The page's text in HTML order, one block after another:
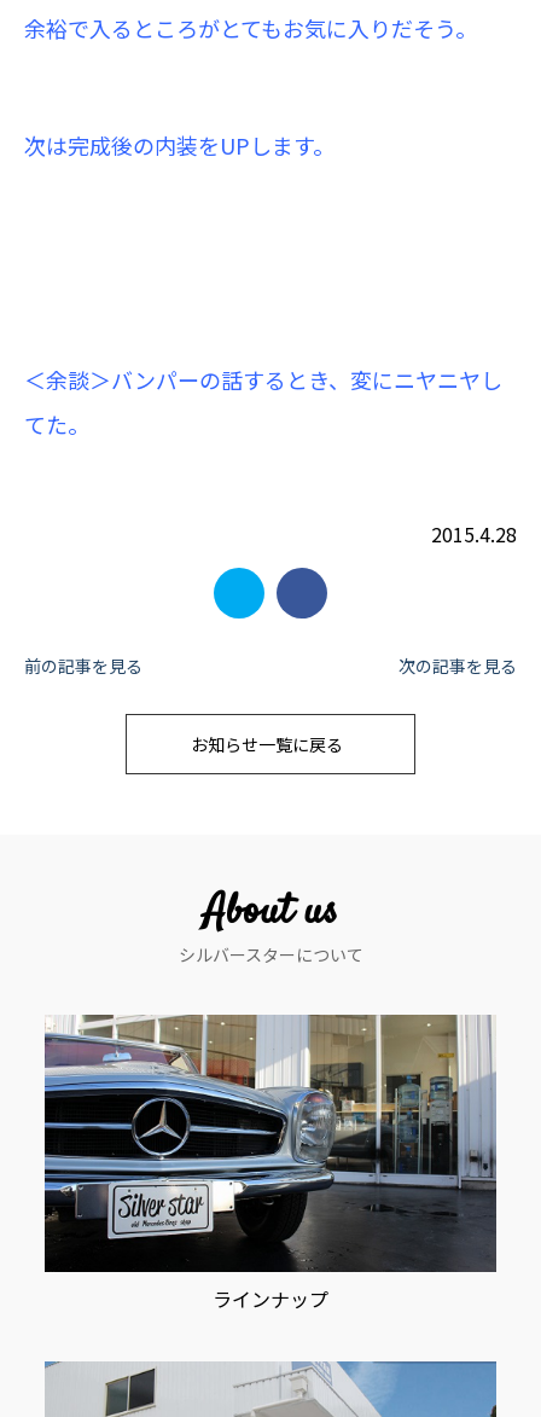
余裕で入るところがとてもお気に入りだそう。
次は完成後の内装をUPします。
＜余談＞バンパーの話するとき、変にニヤニヤし
てた。
2015.4.28
投
ン
前の記事を見る 次の記事を見る
お知らせ一覧に戻る
About us
シルバースターについて
ラインナップ